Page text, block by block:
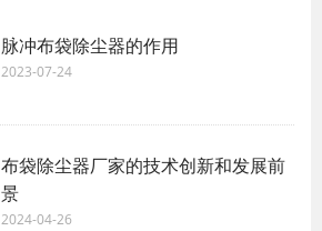
脉冲布袋除尘器的作用
2023-07-24
布袋除尘器厂家的技术创新和发展前
景
2024-04-26